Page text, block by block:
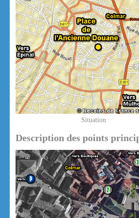
Situation
Description des points